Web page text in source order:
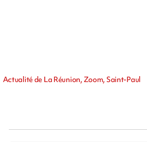
Actualité de La Réunion, Zoom, Saint-Paul